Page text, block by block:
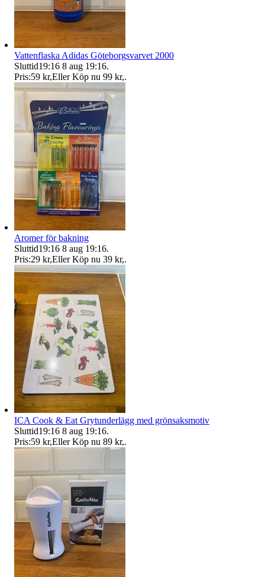
Vattenflaska Adidas Göteborgsvarvet 2000
Sluttid19:16 8 aug 19:16.
Pris:59 kr,Eller Köp nu 99 kr,.
Aromer för bakning
Sluttid19:16 8 aug 19:16.
Pris:29 kr,Eller Köp nu 39 kr,.
ICA Cook & Eat Grytunderlägg med grönsaksmotiv
Sluttid19:16 8 aug 19:16.
Pris:59 kr,Eller Köp nu 89 kr,.